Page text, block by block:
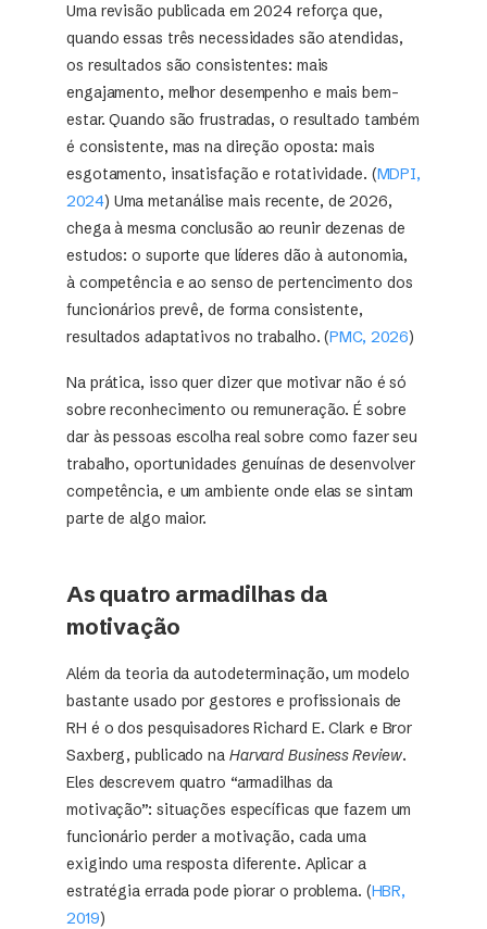
Uma revisão publicada em 2024 reforça que,
quando essas três necessidades são atendidas,
os resultados são consistentes: mais
engajamento, melhor desempenho e mais bem-
estar. Quando são frustradas, o resultado também
é consistente, mas na direção oposta: mais
esgotamento, insatisfação e rotatividade. (MDPI,
2024) Uma metanálise mais recente, de 2026,
chega à mesma conclusão ao reunir dezenas de
estudos: o suporte que líderes dão à autonomia,
à competência e ao senso de pertencimento dos
funcionários prevê, de forma consistente,
resultados adaptativos no trabalho. (PMC, 2026)
Na prática, isso quer dizer que motivar não é só
sobre reconhecimento ou remuneração. É sobre
dar às pessoas escolha real sobre como fazer seu
trabalho, oportunidades genuínas de desenvolver
competência, e um ambiente onde elas se sintam
parte de algo maior.
As quatro armadilhas da
motivação
Além da teoria da autodeterminação, um modelo
bastante usado por gestores e profissionais de
RH é o dos pesquisadores Richard E. Clark e Bror
Saxberg, publicado na Harvard Business Review.
Eles descrevem quatro “armadilhas da
motivação”: situações específicas que fazem um
funcionário perder a motivação, cada uma
exigindo uma resposta diferente. Aplicar a
estratégia errada pode piorar o problema. (HBR,
2019)